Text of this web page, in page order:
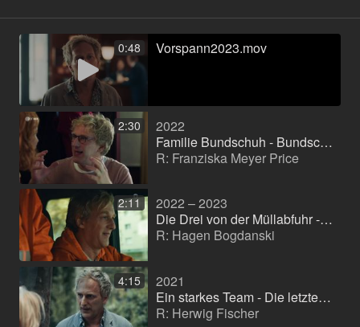
0:48 Vorspann2023.mov
2:30
2022
Familie Bundschuh - Bundschuh gegen Bundschuh (TV-Film (Reihe))
R: Franziska Meyer Price
2:11
2022 – 2023
Die Drei von der Müllabfuhr - Arbeit am Limit (TV-Serie)
R: Hagen Bogdanski
4:15
2021
Ein starkes Team - Die letzte Reise (TV-Film (Reihe))
R: Herwig Fischer